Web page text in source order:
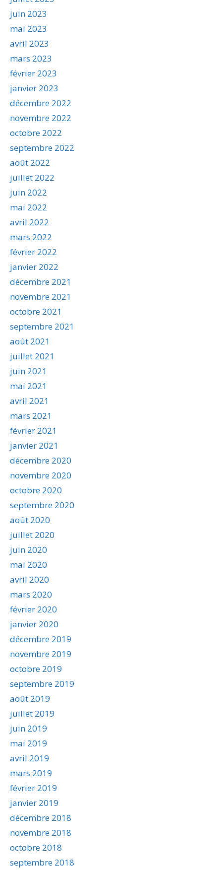
juin 2023
mai 2023
avril 2023
mars 2023
février 2023
janvier 2023
décembre 2022
novembre 2022
octobre 2022
septembre 2022
août 2022
juillet 2022
juin 2022
mai 2022
avril 2022
mars 2022
février 2022
janvier 2022
décembre 2021
novembre 2021
octobre 2021
septembre 2021
août 2021
juillet 2021
juin 2021
mai 2021
avril 2021
mars 2021
février 2021
janvier 2021
décembre 2020
novembre 2020
octobre 2020
septembre 2020
août 2020
juillet 2020
juin 2020
mai 2020
avril 2020
mars 2020
février 2020
janvier 2020
décembre 2019
novembre 2019
octobre 2019
septembre 2019
août 2019
juillet 2019
juin 2019
mai 2019
avril 2019
mars 2019
février 2019
janvier 2019
décembre 2018
novembre 2018
octobre 2018
septembre 2018